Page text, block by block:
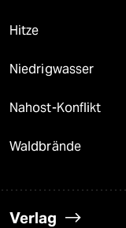
Hitze
Niedrigwasser
Nahost-Konflikt
Waldbrände
Verlag